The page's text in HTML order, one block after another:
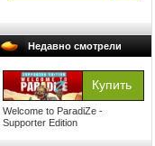
Недавно смотрели
Welcome to ParadiZe -
Supporter Edition